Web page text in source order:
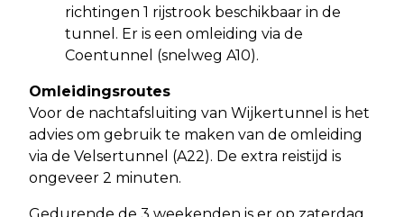
richtingen 1 rijstrook beschikbaar in de
tunnel. Er is een omleiding via de
Coentunnel (snelweg A10).
Omleidingsroutes
Voor de nachtafsluiting van Wijkertunnel is het
advies om gebruik te maken van de omleiding
via de Velsertunnel (A22). De extra reistijd is
ongeveer 2 minuten.
Gedurende de 3 weekenden is er op zaterdag